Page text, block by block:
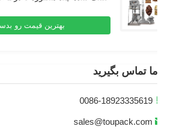
قهوه دانه های بسته بندی ماشین
بهترین قیمت رو بدست
ما تماس بگیرید
0086-18923335619
sales@toupack.com